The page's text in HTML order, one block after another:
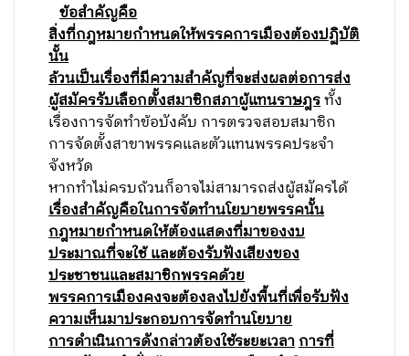
ข้อสำคัญคือ
สิ่งที่กฎหมายกำหนดให้พรรคการเมืองต้องปฏิบัติ
นั้น
ล้วนเป็นเรื่องที่มีความสำคัญที่จะส่งผลต่อการส่ง
ผู้สมัครรับเลือกตั้งสมาชิกสภาผู้แทนราษฎรทั้ง
เรื่องการจัดทำข้อบังคับ การตรวจสอบสมาชิก
การจัดตั้งสาขาพรรคและตัวแทนพรรคประจำ
จังหวัด
หากทำไม่ครบถ้วนก็อาจไม่สามารถส่งผู้สมัครได้
เรื่องสำคัญคือในการจัดทำนโยบายพรรคนั้น
กฎหมายกำหนดให้ต้องแสดงที่มาของงบ
ประมาณที่จะใช้ และต้องรับฟังเสียงของ
ประชาชนและสมาชิกพรรคด้วย
พรรคการเมืองคงจะต้องลงไปยังพื้นที่เพื่อรับฟัง
ความเห็นมาประกอบการจัดทำนโยบาย
การดำเนินการดังกล่าวต้องใช้ระยะเวลาการที่